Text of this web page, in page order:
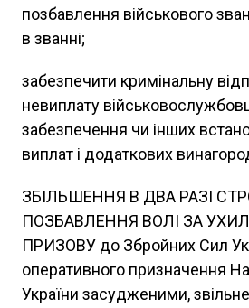
позбавлення військового
в званні;
забезпечити кримінальну
невиплату
забезпечення чи інших
виплат і додаткових
ЗБІЛЬШЕННЯ В ДВА РАЗІ
ПОЗБАВЛЕННЯ ВОЛІ ЗА
ПРИЗОВУ до Збройних Сил
оперативного призначення
України засудженими,